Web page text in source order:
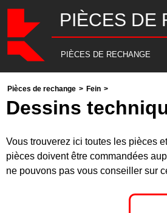
PIÈCES DE
PIÈCES DE RECHANGE
Pièces de rechange > Fein >
Dessins
Vous trouverez ici toutes les pièces
pièces doivent être commandées
ne pouvons pas vous conseiller sur